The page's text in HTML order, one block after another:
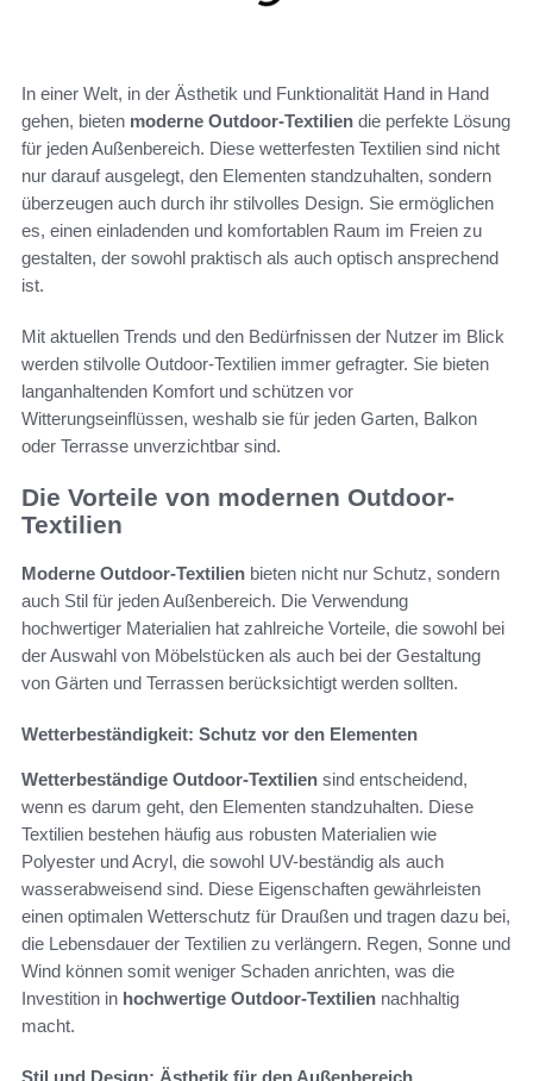
In einer Welt, in der Ästhetik und Funktionalität Hand in Hand
gehen, bieten moderne Outdoor-Textilien die perfekte Lösung
für jeden Außenbereich. Diese wetterfesten Textilien sind nicht
nur darauf ausgelegt, den Elementen standzuhalten, sondern
überzeugen auch durch ihr stilvolles Design. Sie ermöglichen
es, einen einladenden und komfortablen Raum im Freien zu
gestalten, der sowohl praktisch als auch optisch ansprechend
ist.
Mit aktuellen Trends und den Bedürfnissen der Nutzer im Blick
werden stilvolle Outdoor-Textilien immer gefragter. Sie bieten
langanhaltenden Komfort und schützen vor
Witterungseinflüssen, weshalb sie für jeden Garten, Balkon
oder Terrasse unverzichtbar sind.
Die Vorteile von modernen Outdoor-
Textilien
Moderne Outdoor-Textilien bieten nicht nur Schutz, sondern
auch Stil für jeden Außenbereich. Die Verwendung
hochwertiger Materialien hat zahlreiche Vorteile, die sowohl bei
der Auswahl von Möbelstücken als auch bei der Gestaltung
von Gärten und Terrassen berücksichtigt werden sollten.
Wetterbeständigkeit: Schutz vor den Elementen
Wetterbeständige Outdoor-Textilien sind entscheidend,
wenn es darum geht, den Elementen standzuhalten. Diese
Textilien bestehen häufig aus robusten Materialien wie
Polyester und Acryl, die sowohl UV-beständig als auch
wasserabweisend sind. Diese Eigenschaften gewährleisten
einen optimalen Wetterschutz für Draußen und tragen dazu bei,
die Lebensdauer der Textilien zu verlängern. Regen, Sonne und
Wind können somit weniger Schaden anrichten, was die
Investition in hochwertige Outdoor-Textilien nachhaltig
macht.
Stil und Design: Ästhetik für den Außenbereich